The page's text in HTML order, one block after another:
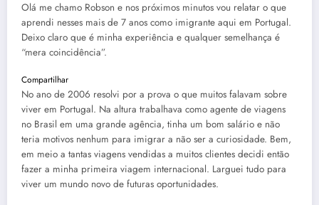
Olá me chamo Robson e nos próximos minutos vou relatar o que
aprendi nesses mais de 7 anos como imigrante aqui em Portugal.
Deixo claro que é minha experiência e qualquer semelhança é
“mera coincidência”.
Compartilhar
No ano de 2006 resolvi por a prova o que muitos falavam sobre
viver em Portugal. Na altura trabalhava como agente de viagens
no Brasil em uma grande agência, tinha um bom salário e não
teria motivos nenhum para imigrar a não ser a curiosidade. Bem,
em meio a tantas viagens vendidas a muitos clientes decidi então
fazer a minha primeira viagem internacional. Larguei tudo para
viver um mundo novo de futuras oportunidades.